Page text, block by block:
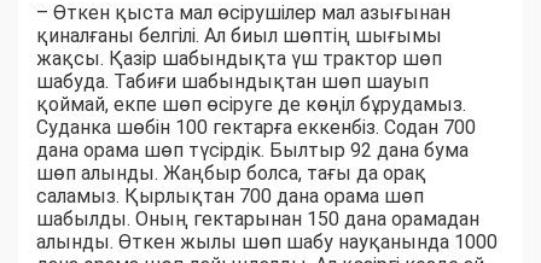
– Өткен қыста мал өсірушілер мал азығынан
қиналғаны белгілі. Ал биыл шөптің шығымы
жақсы. Қазір шабындықта үш трактор шөп
шабуда. Табиғи шабындықтан шөп шауып
қоймай, екпе шөп өсіруге де көңіл бұрудамыз.
Суданка шөбін 100 гектарға еккенбіз. Содан 700
дана орама шөп түсірдік. Былтыр 92 дана бума
шөп алынды. Жаңбыр болса, тағы да орақ
саламыз. Қырлықтан 700 дана орама шөп
шабылды. Оның гектарынан 150 дана орамадан
алынды. Өткен жылы шөп шабу науқанында 1000